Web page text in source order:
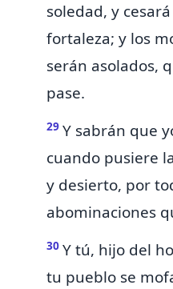
soledad, y
fortaleza; y los
serán asolados,
pase.
29 Y sabrán que
cuando pusiere
y desierto, por
abominaciones
30 Y tú, hijo del
tu pueblo se